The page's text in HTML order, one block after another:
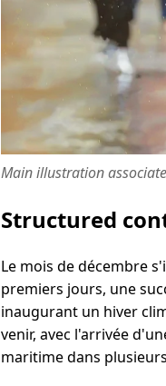
Main illustration
Structured
Le mois de décembre
premiers jours, une
inaugurant un hiver
venir, avec l'arrivée
maritime dans